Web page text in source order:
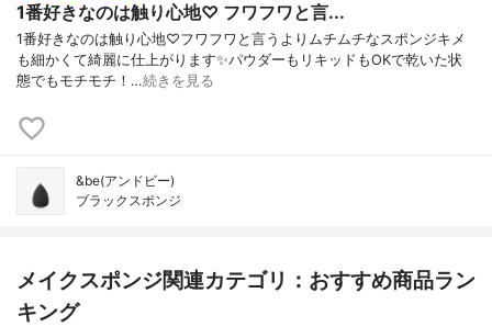
1番好きなのは触り心地♡ フワフワと言...
1番好きなのは触り心地♡フワフワと言うよりムチムチなスポンジキメ
も細かくて綺麗に仕上がります✨パウダーもリキッドもOKで乾いた状
態でもモチモチ！…続きを見る
&be(アンドビー)
ブラックスポンジ
メイクスポンジ関連カテゴリ：おすすめ商品ラン
キング